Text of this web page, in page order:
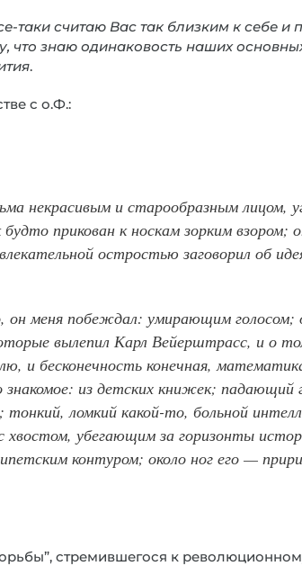
таки считаю Вас так близким к себе и
что знаю одинаковость наших
.
с о.Ф.:
некрасивым и старообразным лицом,
прикован к носкам зорким взором;
остростью заговорил об
он меня побеждал: умирающим голосом;
вылепил Карл Вейерштрасс, и о
и бесконечность конечная,
из детских книжек; падающий
тонкий, ломкий какой-то, больной
убегающим за горизонты
контуром; около ног его —
стремившегося к